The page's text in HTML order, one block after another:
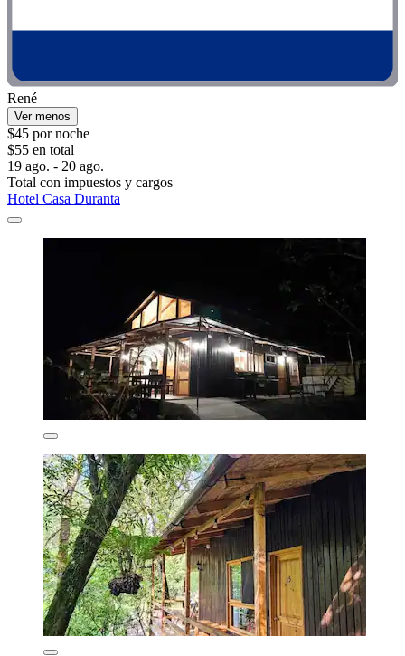
René
Ver menos
$45 por noche
$55 en total
19 ago. - 20 ago.
Total con impuestos y cargos
Hotel Casa Duranta